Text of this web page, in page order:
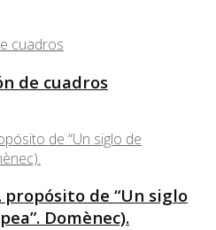
de cuadros
propósito de “Un siglo
Domènec).